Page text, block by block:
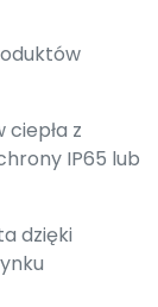
z
IP65 lub
dzięki